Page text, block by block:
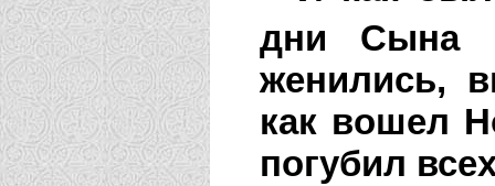
дни Сына
женились,
как вошел
погубил